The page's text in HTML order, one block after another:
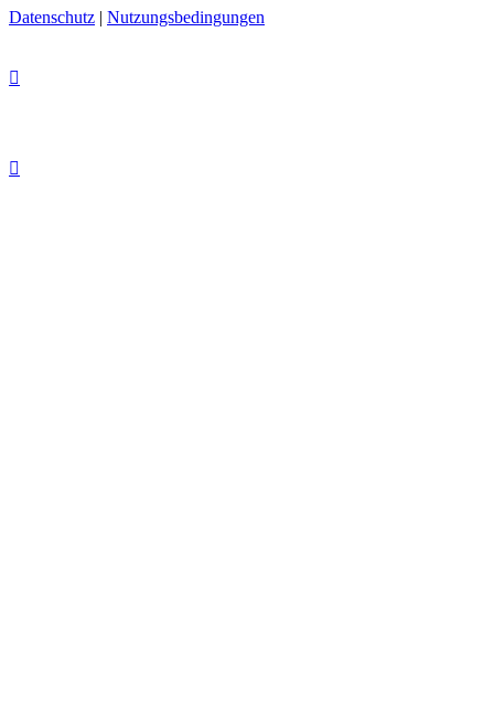
Datenschutz | Nutzungsbedingungen